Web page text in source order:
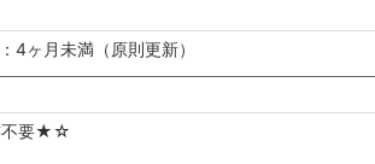
4ヶ月未満（原則更新）
不要★☆